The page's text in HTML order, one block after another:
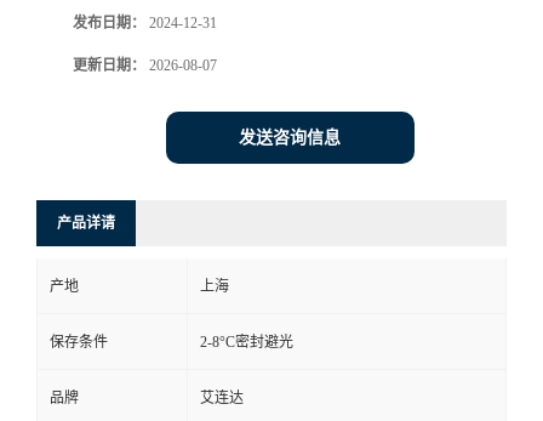
发布日期： 2024-12-31
更新日期： 2026-08-07
发送咨询信息
产品详请
产地 上海
保存条件 2-8°C密封避光
品牌 艾连达